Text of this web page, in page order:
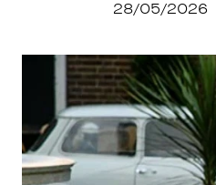
28/05/2026